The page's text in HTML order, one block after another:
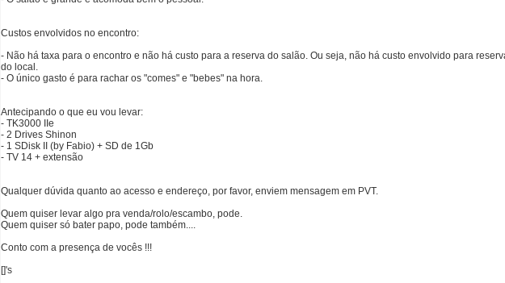
Custos envolvidos no encontro:
- Não há taxa para o encontro e não há custo para a reserva do salão. Ou seja, não há custo envolvido para
do local.
- O único gasto é para rachar os "comes" e "bebes" na hora.
Antecipando o que eu vou levar:
- TK3000 IIe
- 2 Drives Shinon
- 1 SDisk II (by Fabio) + SD de 1Gb
- TV 14 + extensão
Qualquer dúvida quanto ao acesso e endereço, por favor, enviem mensagem em PVT.
Quem quiser levar algo pra venda/rolo/escambo, pode.
Quem quiser só bater papo, pode também....
Conto com a presença de vocês !!!
[]'s